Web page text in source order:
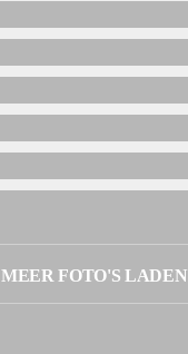
MEER FOTO'S LADEN